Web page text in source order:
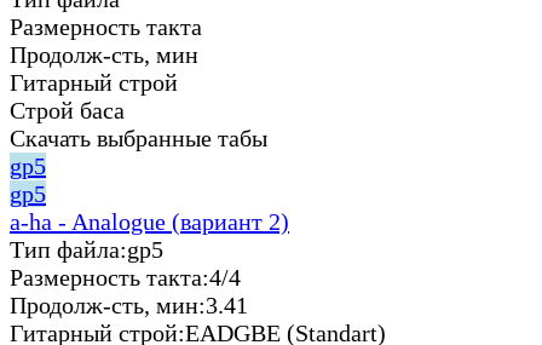
Размерность такта
Продолж-сть, мин
Гитарный строй
Строй баса
Скачать выбранные табы
gp5
gp5
a-ha - Analogue (вариант 2)
Тип файла:gp5
Размерность такта:4/4
Продолж-сть, мин:3.41
Гитарный строй:EADGBE (Standart)